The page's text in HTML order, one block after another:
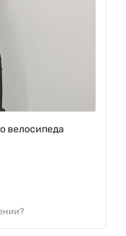
велосипеда